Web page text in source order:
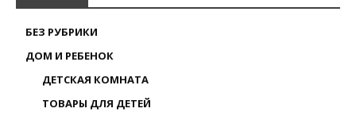
БЕЗ РУБРИКИ
ДОМ И РЕБЕНОК
ДЕТСКАЯ КОМНАТА
ТОВАРЫ ДЛЯ ДЕТЕЙ